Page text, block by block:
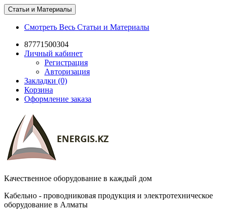
Статьи и Материалы
Смотреть Весь Статьи и Материалы
87771500304
Личный кабинет
Регистрация
Авторизация
Закладки (0)
Корзина
Оформление заказа
Качественное оборудование в каждый дом
Кабельно - проводниковая продукция и электротехническое
оборудование в Алматы